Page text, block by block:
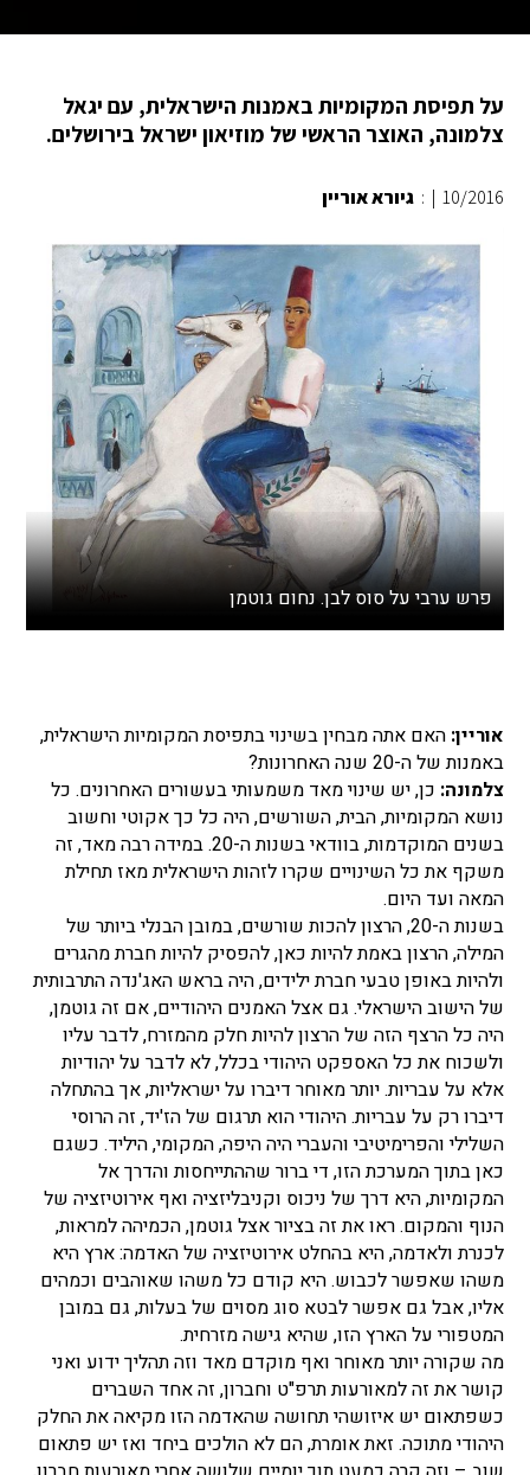
על תפיסת המקומיות באמנות הישראלית, עם יגאל
צלמונה, האוצר הראשי של מוזיאון ישראל בירושלים.
10/2016
|
:גיורא אוריין
פרש ערבי על סוס לבן. נחום גוטמן
אוריין: האם אתה מבחין בשינוי בתפיסת המקומיות הישראלית,
באמנות של ה-20 שנה האחרונות?
צלמונה: כן, יש שינוי מאד משמעותי בעשורים האחרונים. כל
נושא המקומיות, הבית, השורשים, היה כל כך אקוטי וחשוב
בשנים המוקדמות, בוודאי בשנות ה-20. במידה רבה מאד, זה
משקף את כל השינויים שקרו לזהות הישראלית מאז תחילת
המאה ועד היום.
בשנות ה-20, הרצון להכות שורשים, במובן הבנלי ביותר של
המילה, הרצון באמת להיות כאן, להפסיק להיות חברת מהגרים
ולהיות באופן טבעי חברת ילידים, היה בראש האג'נדה התרבותית
של הישוב הישראלי. גם אצל האמנים היהודיים, אם זה גוטמן,
היה כל הרצף הזה של הרצון להיות חלק מהמזרח, לדבר עליו
ולשכוח את כל האספקט היהודי בכלל, לא לדבר על יהודיות
אלא על עבריות. יותר מאוחר דיברו על ישראליות, אך בהתחלה
דיברו רק על עבריות. היהודי הוא תרגום של הז'יד, זה הרוסי
השלילי והפרימיטיבי והעברי היה היפה, המקומי, היליד. כשגם
כאן בתוך המערכת הזו, די ברור שההתייחסות והדרך אל
המקומיות, היא דרך של ניכוס וקניבליזציה ואף אירוטיזציה של
הנוף והמקום. ראו את זה בציור אצל גוטמן, הכמיהה למראות,
לכנרת ולאדמה, היא בהחלט אירוטיזציה של האדמה: ארץ היא
משהו שאפשר לכבוש. היא קודם כל משהו שאוהבים וכמהים
אליו, אבל גם אפשר לבטא סוג מסוים של בעלות, גם במובן
המטפורי על הארץ הזו, שהיא גישה מזרחית.
מה שקורה יותר מאוחר ואף מוקדם מאד וזה תהליך ידוע ואני
קושר את זה למאורעות תרפ"ט וחברון, זה אחד השברים
כשפתאום יש איזושהי תחושה שהאדמה הזו מקיאה את החלק
היהודי מתוכה. זאת אומרת, הם לא הולכים ביחד ואז יש פתאום